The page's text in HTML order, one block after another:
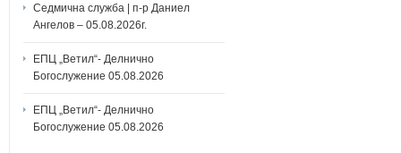
Седмична служба | п-р Даниел
Ангелов – 05.08.2026г.
ЕПЦ „Ветил“- Делнично
Богослужение 05.08.2026
ЕПЦ „Ветил“- Делнично
Богослужение 05.08.2026